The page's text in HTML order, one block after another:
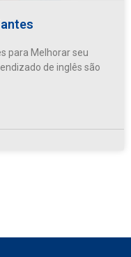
para Melhorar seu
de inglês são